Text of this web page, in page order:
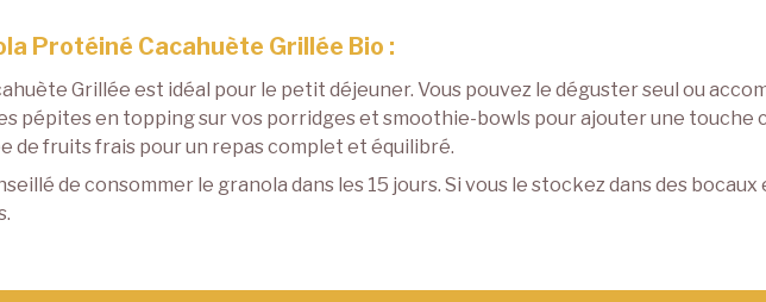
Protéiné Cacahuète Grillée Bio :
Grillée est idéal pour le petit déjeuner. Vous pouvez le déguster seul ou
pépites en topping sur vos porridges et smoothie-bowls pour ajouter une touche
de fruits frais pour un repas complet et équilibré.
de consommer le granola dans les 15 jours. Si vous le stockez dans des